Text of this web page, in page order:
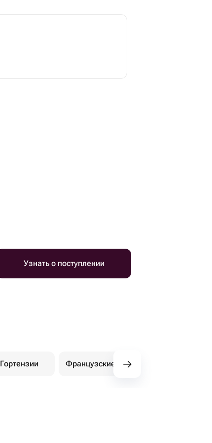
Узнать о поступлении
Гортензии Французские розы